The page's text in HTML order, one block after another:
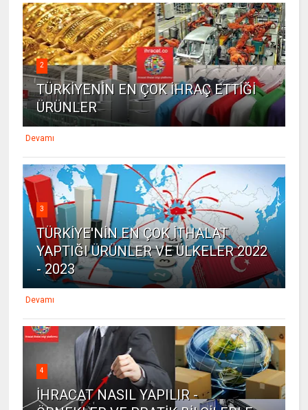
2
TÜRKİYENİN EN ÇOK İHRAÇ ETTİĞİ
ÜRÜNLER
Devamı
3
TÜRKİYE'NİN EN ÇOK İTHALAT
YAPTIĞI ÜRÜNLER VE ÜLKELER 2022
- 2023
Devamı
4
İHRACAT NASIL YAPILIR -